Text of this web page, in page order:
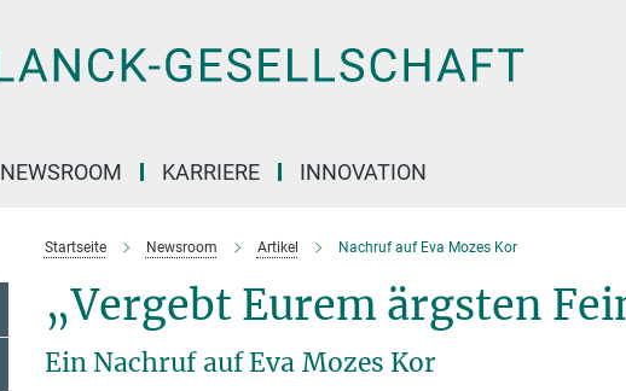
NEWSROOM KARRIERE INNOVATION
Startseite Newsroom Artikel Nachruf auf Eva Mozes Kor
„Vergebt Eurem ärgsten
Ein Nachruf auf Eva Mozes Kor